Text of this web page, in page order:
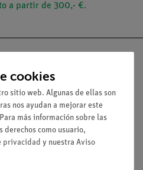
a partir de 300,- €.
oben
cookies
sitio web. Algunas de ellas son
nos ayudan a mejorar este
más información sobre las
derechos como usuario,
privacidad y nuestra Aviso